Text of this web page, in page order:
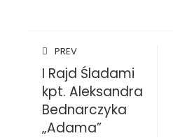
PREV
I Rajd Śladami
kpt. Aleksandra
Bednarczyka
„Adama”